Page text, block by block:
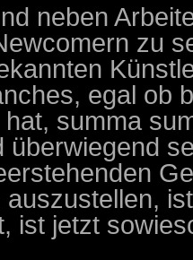
neben
zu
egal ob
summa
überwiegend
ist jetzt